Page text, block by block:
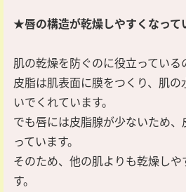
★唇の構造が乾燥しやすくなって
肌の乾燥を防ぐのに役立っている
皮脂は肌表面に膜をつくり、肌
いでくれています。
でも唇には皮脂腺が少ないため
っています。
そのため、他の肌よりも乾燥しや
す。